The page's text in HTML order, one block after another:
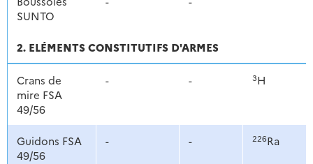
SUNTO
2. ELÉMENTS CONSTITUTIFS D'ARMES
Crans de
mire FSA
49/56
- - 3H
Guidons FSA
49/56
- - 226Ra